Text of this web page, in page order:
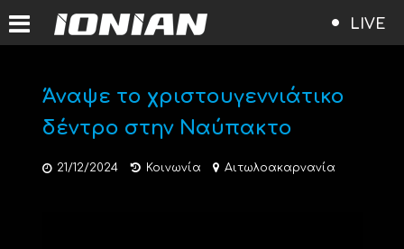
LIVE
Άναψε το χριστουγεννιάτικο
δέντρο στην Ναύπακτο
21/12/2024 Κοινωνία Αιτωλοακαρνανία